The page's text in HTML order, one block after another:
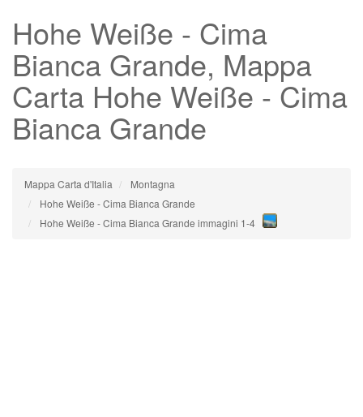
Hohe Weiße - Cima
Bianca Grande, Mappa
Carta Hohe Weiße - Cima
Bianca Grande
Mappa Carta d'Italia
Montagna
Hohe Weiße - Cima Bianca Grande
Hohe Weiße - Cima Bianca Grande immagini 1-4